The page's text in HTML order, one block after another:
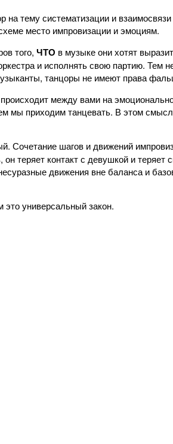
на тему систематизации и
место импровизации и эмоциям.
того, ЧТО в музыке они хотят
и исполнять свою партию. Тем
танцоры не имеют права
между вами на
мы приходим танцевать. В этом
шагов и движений
теряет контакт с девушкой и теряет
движения вне баланса и
это универсальный закон.